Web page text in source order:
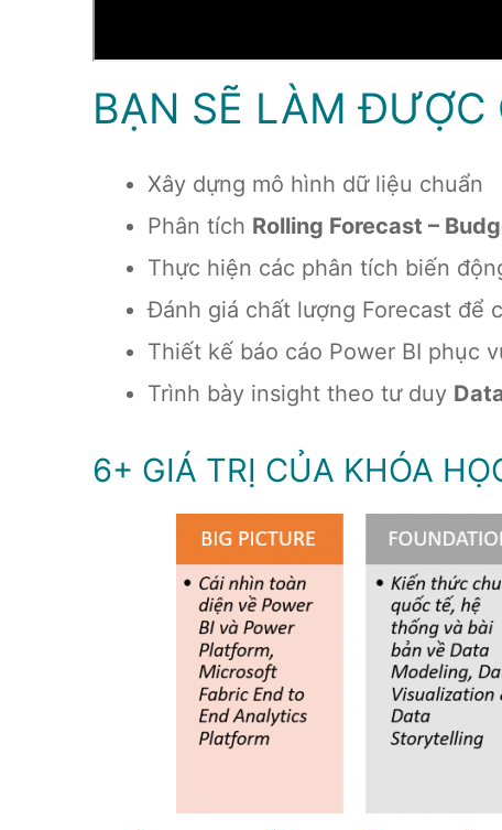
BẠN SẼ LÀM ĐƯỢC
Xây dựng mô hình dữ liệu chuẩn
Phân tích Rolling Forecast –
Thực hiện các phân tích biến
Đánh giá chất lượng Forecast để
Thiết kế báo cáo Power BI phục
Trình bày insight theo tư duy
6+ GIÁ TRỊ CỦA KHÓA